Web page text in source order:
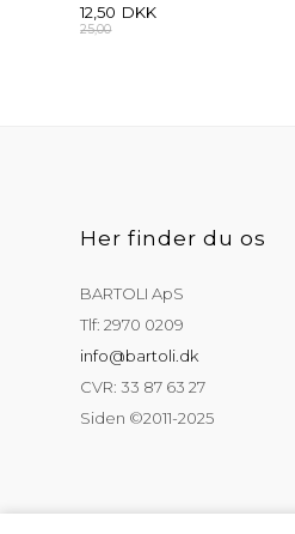
12,50 DKK
25,00
Her finder du os
BARTOLI ApS
Tlf: 2970 0209
info@bartoli.dk
CVR: 33 87 63 27
Siden ©2011-2025